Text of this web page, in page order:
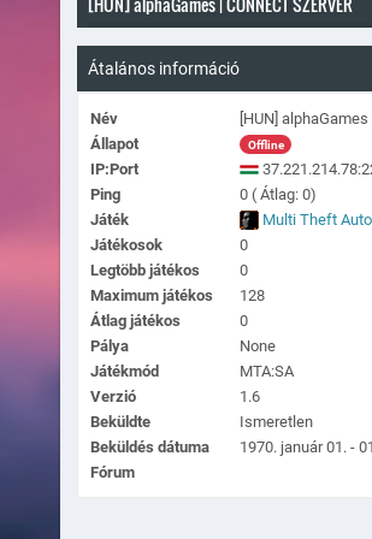
Átalános információ
Név
[HUN] alphaGames
Állapot
Offline
IP:Port
Ping
0 ( Átlag: 0)
Játék
Multi Theft Auto
Játékosok
0
Legtöbb játékos
0
Maximum játékos
128
Átlag játékos
0
Pálya
None
Játékmód
MTA:SA
Verzió
1.6
Beküldte
Ismeretlen
Beküldés dátuma
1970. január 01. -
Fórum